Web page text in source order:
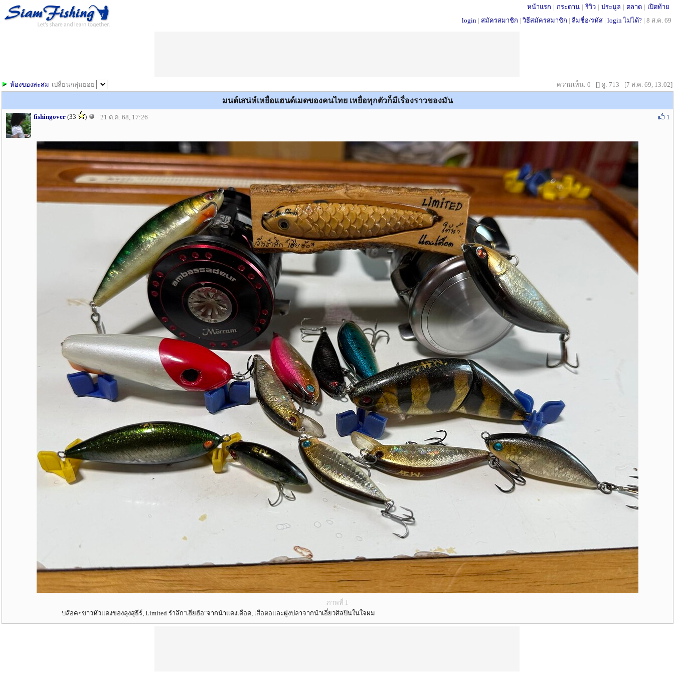
หน้าแรก | กระดาน | รีวิว | ประมูล | ตลาด | เปิดท้าย
login | สมัครสมาชิก | วิธีสมัครสมาชิก | ลืมชื่อ/รหัส | login ไม่ได้? | 8 ส.ค. 69
เปลี่ยนกลุ่มย่อย
ห้องของสะสม ความเห็น: 0 - [] ดู: 713 - [7 ส.ค. 69, 13:02]
มนต์เสน่ห์เหยื่อแฮนด์เมดของคนไทย เหยื่อทุกตัวก็มีเรื่องราวของมัน
fishingover (33 ) 21 ต.ค. 68, 17:26 1
ภาพที่ 1
บล๊อคๆขาวหัวแดงของลุงสุธีร์, Limited รำลึก"เฮียฮ้อ"จากน้าแดงเดือด, เสือตอและฝูงปลาจากน้าเอี๋ยวศิลปินในใจผม